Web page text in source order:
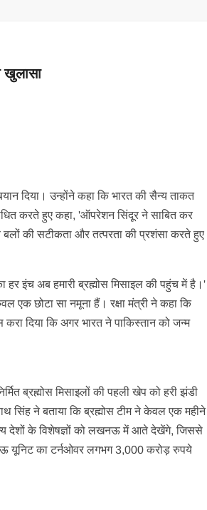
खुलासा
दिया। उन्होंने कहा कि भारत की सैन्य ताकत
करते हुए कहा, 'ऑपरेशन सिंदूर ने साबित कर
बलों की सटीकता और तत्परता की प्रशंसा करते हुए
हर इंच अब हमारी ब्रह्मोस मिसाइल की पहुंच में है।'
एक छोटा सा नमूना हैं। रक्षा मंत्री ने कहा कि
दिया कि अगर भारत ने पाकिस्तान को जन्म
ब्रह्मोस मिसाइलों की पहली खेप को हरी झंडी
सिंह ने बताया कि ब्रह्मोस टीम ने केवल एक महीने
देशों के विशेषज्ञों को लखनऊ में आते देखेंगे, जिससे
यूनिट का टर्नओवर लगभग 3,000 करोड़ रुपये